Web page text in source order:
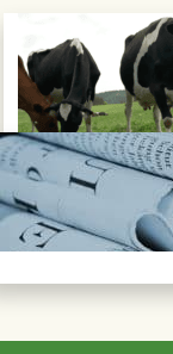
Navigation